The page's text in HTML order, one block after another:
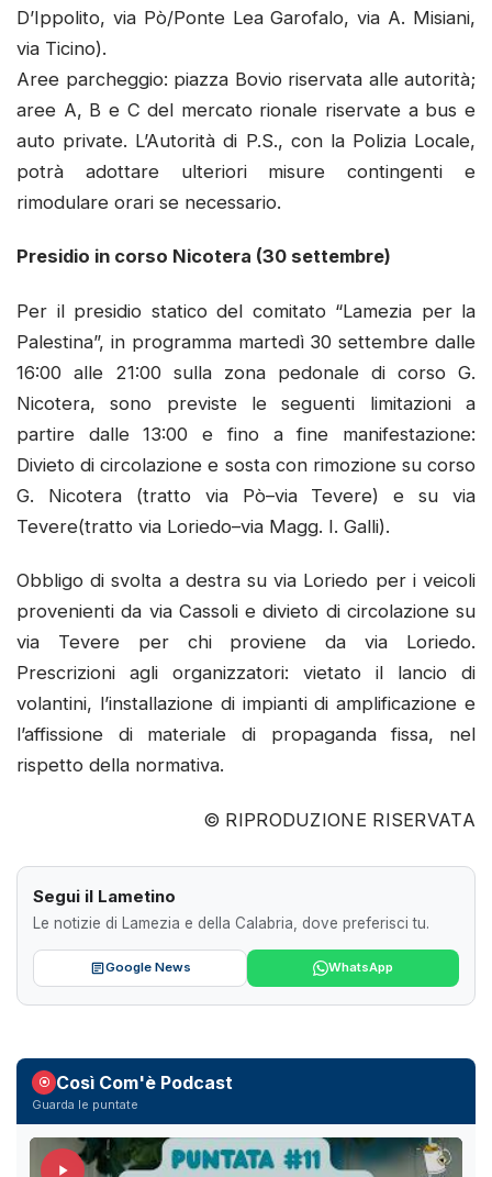
D’Ippolito, via Pò/Ponte Lea Garofalo, via A. Misiani,
via Ticino).
Aree parcheggio: piazza Bovio riservata alle autorità;
aree A, B e C del mercato rionale riservate a bus e
auto private. L’Autorità di P.S., con la Polizia Locale,
potrà adottare ulteriori misure contingenti e
rimodulare orari se necessario.
Presidio in corso Nicotera (30 settembre)
Per il presidio statico del comitato “Lamezia per la
Palestina”, in programma martedì 30 settembre dalle
16:00 alle 21:00 sulla zona pedonale di corso G.
Nicotera, sono previste le seguenti limitazioni a
partire dalle 13:00 e fino a fine manifestazione:
Divieto di circolazione e sosta con rimozione su corso
G. Nicotera (tratto via Pò–via Tevere) e su via
Tevere(tratto via Loriedo–via Magg. I. Galli).
Obbligo di svolta a destra su via Loriedo per i veicoli
provenienti da via Cassoli e divieto di circolazione su
via Tevere per chi proviene da via Loriedo.
Prescrizioni agli organizzatori: vietato il lancio di
volantini, l’installazione di impianti di amplificazione e
l’affissione di materiale di propaganda fissa, nel
rispetto della normativa.
© RIPRODUZIONE RISERVATA
Segui il Lametino
Le notizie di Lamezia e della Calabria, dove preferisci tu.
Google News WhatsApp
Così Com'è Podcast
Guarda le puntate